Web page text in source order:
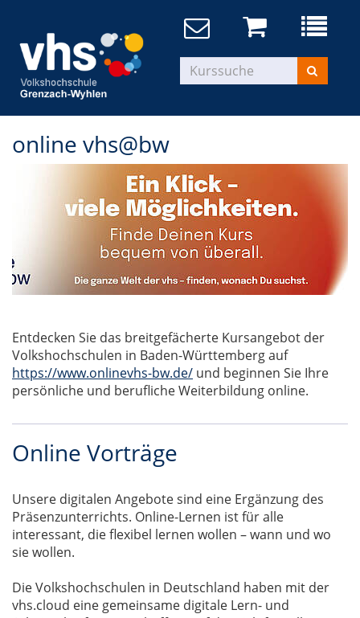
online vhs@bw
Entdecken Sie das breitgefächerte Kursangebot der
Volkshochschulen in Baden-Württemberg auf
https://www.onlinevhs-bw.de/ und beginnen Sie Ihre
persönliche und berufliche Weiterbildung online.
Online Vorträge
Unsere digitalen Angebote sind eine Ergänzung des
Präsenzunterrichts. Online-Lernen ist für alle
interessant, die flexibel lernen wollen – wann und wo
sie wollen.
Die Volkshochschulen in Deutschland haben mit der
vhs.cloud eine gemeinsame digitale Lern- und